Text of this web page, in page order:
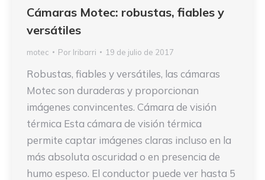
Cámaras Motec: robustas, fiables y
versátiles
motec Por Iribarri 19 de julio de 2017
Robustas, fiables y versátiles, las cámaras
Motec son duraderas y proporcionan
imágenes convincentes. Cámara de visión
térmica Esta cámara de visión térmica
permite captar imágenes claras incluso en la
más absoluta oscuridad o en presencia de
humo espeso. El conductor puede ver hasta 5